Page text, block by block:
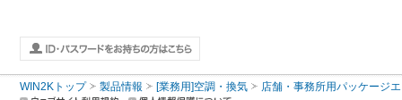
WIN2Kトップ 製品情報 [業務用]空調・換気 店舗・事務所用パッケージ